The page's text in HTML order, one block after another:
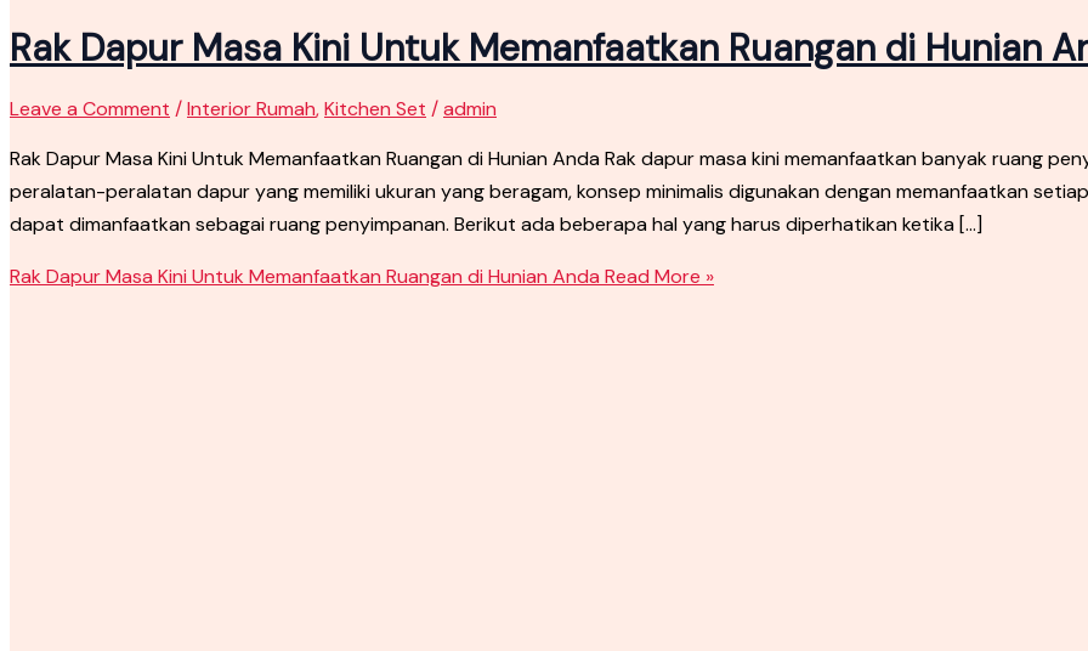
Rak Dapur Masa Kini Untuk Memanfaatkan Ruangan di Hunian
Leave a Comment /Interior Rumah,Kitchen Set /admin
Rak Dapur Masa Kini Untuk Memanfaatkan Ruangan di Hunian Anda Rak dapur masa kini memanfaatkan banyak ruang
peralatan-peralatan dapur yang memiliki ukuran yang beragam, konsep minimalis digunakan dengan memanfaatkan
dapat dimanfaatkan sebagai ruang penyimpanan. Berikut ada beberapa hal yang harus diperhatikan ketika […]
Rak Dapur Masa Kini Untuk Memanfaatkan Ruangan di Hunian Anda Read More »